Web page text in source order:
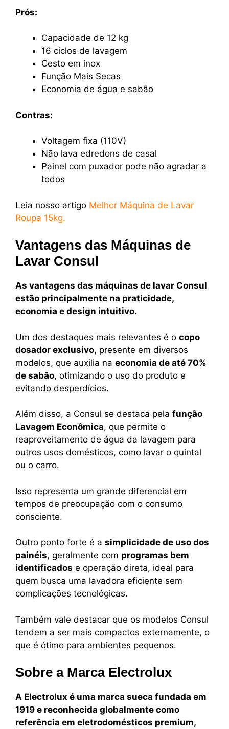
Prós:
Capacidade de 12 kg
16 ciclos de lavagem
Cesto em inox
Função Mais Secas
Economia de água e sabão
Contras:
Voltagem fixa (110V)
Não lava edredons de casal
Painel com puxador pode não agradar a
todos
Leia nosso artigo Melhor Máquina de Lavar
Roupa 15kg.
Vantagens das Máquinas de
Lavar Consul
As vantagens das máquinas de lavar Consul
estão principalmente na praticidade,
economia e design intuitivo.
Um dos destaques mais relevantes é o copo
dosador exclusivo, presente em diversos
modelos, que auxilia na economia de até 70%
de sabão, otimizando o uso do produto e
evitando desperdícios.
Além disso, a Consul se destaca pela função
Lavagem Econômica, que permite o
reaproveitamento de água da lavagem para
outros usos domésticos, como lavar o quintal
ou o carro.
Isso representa um grande diferencial em
tempos de preocupação com o consumo
consciente.
Outro ponto forte é a simplicidade de uso dos
painéis, geralmente com programas bem
identificados e operação direta, ideal para
quem busca uma lavadora eficiente sem
complicações tecnológicas.
Também vale destacar que os modelos Consul
tendem a ser mais compactos externamente, o
que é ótimo para ambientes pequenos.
Sobre a Marca Electrolux
A Electrolux é uma marca sueca fundada em
1919 e reconhecida globalmente como
referência em eletrodomésticos premium,